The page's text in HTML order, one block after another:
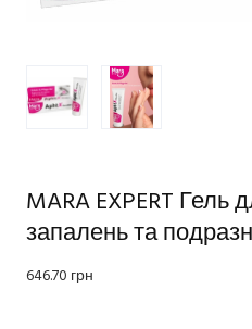
MARA EXPERT Гель
запалень та
646.70 грн